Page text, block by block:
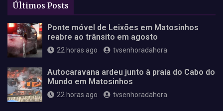
Últimos Posts
Ponte móvel de Leixões em Matosinhos
reabre ao trânsito em agosto
22 horas ago tvsenhoradahora
Autocaravana ardeu junto à praia do Cabo do
Mundo em Matosinhos
22 horas ago tvsenhoradahora